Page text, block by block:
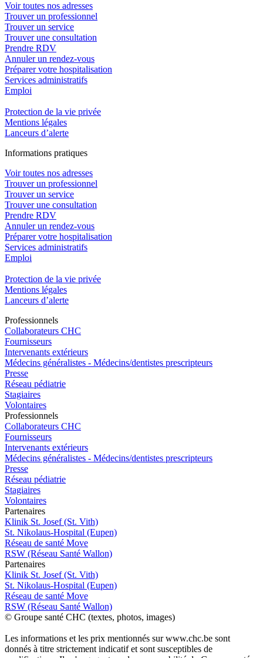
Voir toutes nos adresses
Trouver un professionnel
Trouver un service
Trouver une consultation
Prendre RDV
Annuler un rendez-vous
Préparer votre hospitalisation
Services administratifs
Emploi​
Protection de la vie privée
Mentions légales
Lanceurs d’alerte
Informations pratiques
Voir toutes nos adresses
Trouver un professionnel
Trouver un service
Trouver une consultation
Prendre RDV
Annuler un rendez-vous
Préparer votre hospitalisation
Services administratifs
Emploi​
Protection de la vie privée
Mentions légales
Lanceurs d’alerte
Professionnels
Collaborateurs CHC
Fournisseurs
Intervenants extérieurs
Médecins généralistes - Médecins/dentistes prescripteurs
Presse
Réseau pédiatrie
Stagiaires
Volontaires
Professionnels
Collaborateurs CHC
Fournisseurs
Intervenants extérieurs
Médecins généralistes - Médecins/dentistes prescripteurs
Presse
Réseau pédiatrie
Stagiaires
Volontaires
Partenaires
Klinik St. Josef (St. Vith)
St. Nikolaus-Hospital (Eupen)
Réseau de santé Move
RSW (Réseau Santé Wallon)
Partenaires
Klinik St. Josef (St. Vith)
St. Nikolaus-Hospital (Eupen)
Réseau de santé Move
RSW (Réseau Santé Wallon)
© Groupe santé CHC (textes, photos, images)
Les informations et les prix mentionnés sur www.chc.be sont
donnés à titre strictement indicatif et sont susceptibles de